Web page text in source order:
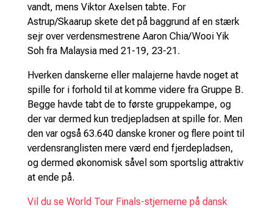
vandt, mens Viktor Axelsen tabte. For
Astrup/Skaarup skete det på baggrund af en stærk
sejr over verdensmestrene Aaron Chia/Wooi Yik
Soh fra Malaysia med 21-19, 23-21.
Hverken danskerne eller malajerne havde noget at
spille for i forhold til at komme videre fra Gruppe B.
Begge havde tabt de to første gruppekampe, og
der var dermed kun tredjepladsen at spille for. Men
den var også 63.640 danske kroner og flere point til
verdensranglisten mere værd end fjerdepladsen,
og dermed økonomisk såvel som sportslig attraktiv
at ende på.
Vil du se World Tour Finals-stjernerne på dansk